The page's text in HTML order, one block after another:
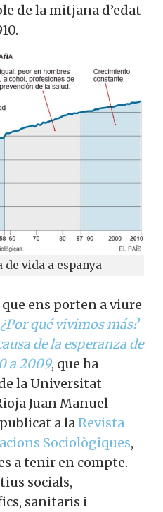
de la mitjana d’edat
de vida a espanya
ens porten a viure
¿Por qué vivimos más?
de la esperanza de
a 2009, que ha
la Universitat
Juan Manuel
a la Revista
Sociològiques,
a tenir en compte.
socials,
sanitaris i